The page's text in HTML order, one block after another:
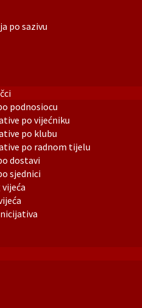
po sazivu
podnosiocu
po vijećniku
po klubu
po radnom tijelu
dostavi
sjednici